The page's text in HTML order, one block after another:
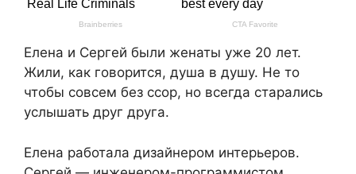
Елена и Сергей были женаты уже 20 лет.
Жили, как говорится, душа в душу. Не то
чтобы совсем без ссор, но всегда старались
услышать друг друга.
Елена работала дизайнером интерьеров.